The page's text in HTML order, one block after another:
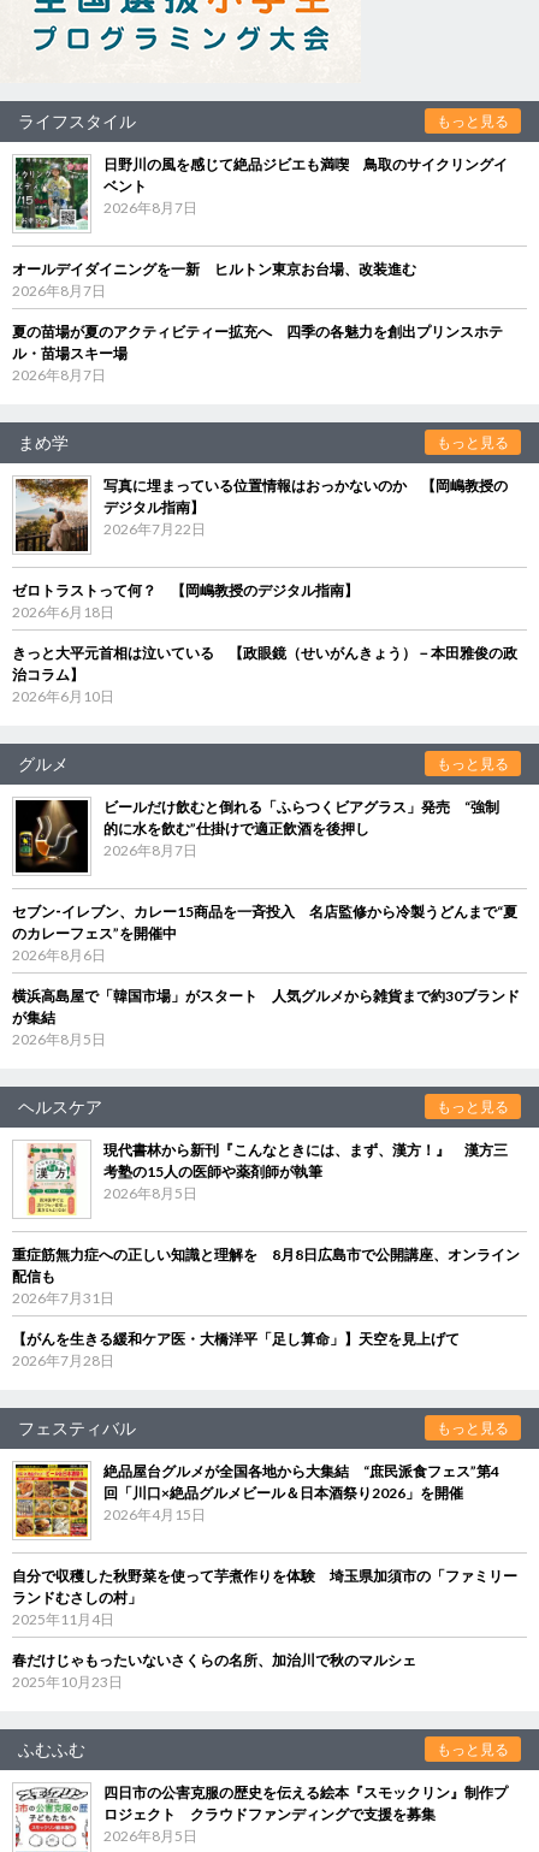
ライフスタイル もっと見る
日野川の風を感じて絶品ジビエも満喫 鳥取のサイクリングイ
ベント
2026年8月7日
オールデイダイニングを一新 ヒルトン東京お台場、改装進む
2026年8月7日
夏の苗場が夏のアクティビティー拡充へ 四季の各魅力を創出プリンスホテ
ル・苗場スキー場
2026年8月7日
まめ学 もっと見る
写真に埋まっている位置情報はおっかないのか 【岡嶋教授の
デジタル指南】
2026年7月22日
ゼロトラストって何？ 【岡嶋教授のデジタル指南】
2026年6月18日
きっと大平元首相は泣いている 【政眼鏡（せいがんきょう）－本田雅俊の政
治コラム】
2026年6月10日
グルメ もっと見る
ビールだけ飲むと倒れる「ふらつくビアグラス」発売 “強制
的に水を飲む”仕掛けで適正飲酒を後押し
2026年8月7日
セブン‐イレブン、カレー15商品を一斉投入 名店監修から冷製うどんまで“夏
のカレーフェス”を開催中
2026年8月6日
横浜高島屋で「韓国市場」がスタート 人気グルメから雑貨まで約30ブランド
が集結
2026年8月5日
ヘルスケア もっと見る
現代書林から新刊『こんなときには、まず、漢方！』 漢方三
考塾の15人の医師や薬剤師が執筆
2026年8月5日
重症筋無力症への正しい知識と理解を 8月8日広島市で公開講座、オンライン
配信も
2026年7月31日
【がんを生きる緩和ケア医・大橋洋平「足し算命」】天空を見上げて
2026年7月28日
フェスティバル もっと見る
絶品屋台グルメが全国各地から大集結 “庶民派食フェス”第4
回「川口×絶品グルメビール＆日本酒祭り2026」を開催
2026年4月15日
自分で収穫した秋野菜を使って芋煮作りを体験 埼玉県加須市の「ファミリー
ランドむさしの村」
2025年11月4日
春だけじゃもったいないさくらの名所、加治川で秋のマルシェ
2025年10月23日
ふむふむ もっと見る
四日市の公害克服の歴史を伝える絵本『スモックリン』制作プ
ロジェクト クラウドファンディングで支援を募集
2026年8月5日